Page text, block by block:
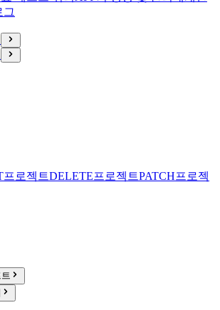
그
프로젝트DELETE프로젝트PATCH프로젝